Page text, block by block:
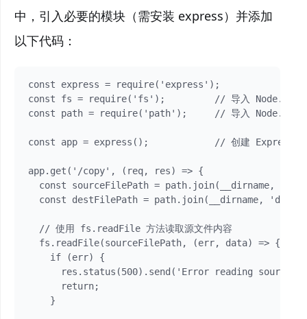
中，引入必要的模块（需安装 express）并添加
以下代码：
const express = require('express');
const fs = require('fs');         // 导入 Node.js 的文
const path = require('path');     // 导入 Node.js 的
const app = express();            // 创建 Express 应
app.get('/copy', (req, res) => {
const sourceFilePath = path.join(__dirname,
const destFilePath = path.join(__dirname,
  // 使用 fs.readFile 方法读取源文件内容
  fs.readFile(sourceFilePath, (err, data) => {
    if (err) {
res.status(500).send('Error reading source
      return;
    }